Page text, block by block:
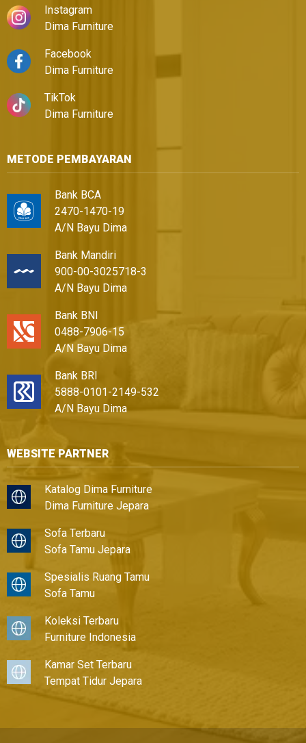
Instagram
Dima Furniture
Facebook
Dima Furniture
TikTok
Dima Furniture
METODE PEMBAYARAN
Bank BCA
2470-1470-19
A/N Bayu Dima
Bank Mandiri
900-00-3025718-3
A/N Bayu Dima
Bank BNI
0488-7906-15
A/N Bayu Dima
Bank BRI
5888-0101-2149-532
A/N Bayu Dima
WEBSITE PARTNER
Katalog Dima Furniture
Dima Furniture Jepara
Sofa Terbaru
Sofa Tamu Jepara
Spesialis Ruang Tamu
Sofa Tamu
Koleksi Terbaru
Furniture Indonesia
Kamar Set Terbaru
Tempat Tidur Jepara